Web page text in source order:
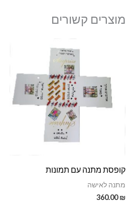
מוצרים קשורים
קופסת מתנה עם תמונות
מתנה לאישה
360.00₪